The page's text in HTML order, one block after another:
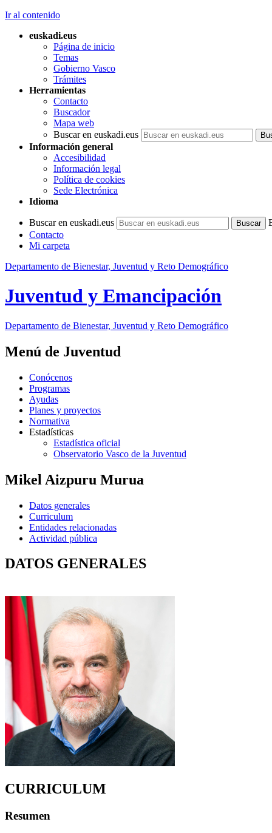
Ir al contenido
euskadi.eus
Página de inicio
Temas
Gobierno Vasco
Trámites
Herramientas
Contacto
Buscador
Mapa web
Buscar en euskadi.eus
Información general
Accesibilidad
Información legal
Política de cookies
Sede Electrónica
Idioma
Buscar en euskadi.eus
Contacto
Mi carpeta
Departamento de Bienestar, Juventud y Reto Demográfico
Juventud y Emancipación
Departamento de Bienestar, Juventud y Reto Demográfico
Menú de Juventud
Conócenos
Programas
Ayudas
Planes y proyectos
Normativa
Estadísticas
Estadística oficial
Observatorio Vasco de la Juventud
Mikel Aizpuru Murua
Datos generales
Curriculum
Entidades relacionadas
Actividad pública
DATOS GENERALES
CURRICULUM
Resumen